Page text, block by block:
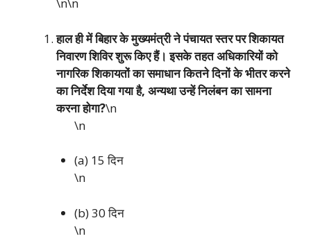
हाल ही में बिहार के मुख्यमंत्री ने पंचायत स्तर पर शिकायत
निवारण शिविर शुरू किए हैं। इसके तहत अधिकारियों को
नागरिक शिकायतों का समाधान कितने दिनों के भीतर करने
का निर्देश दिया गया है, अन्यथा उन्हें निलंबन का सामना
करना होगा?\n
\n
(a) 15 दिन
\n
(b) 30 दिन
\n